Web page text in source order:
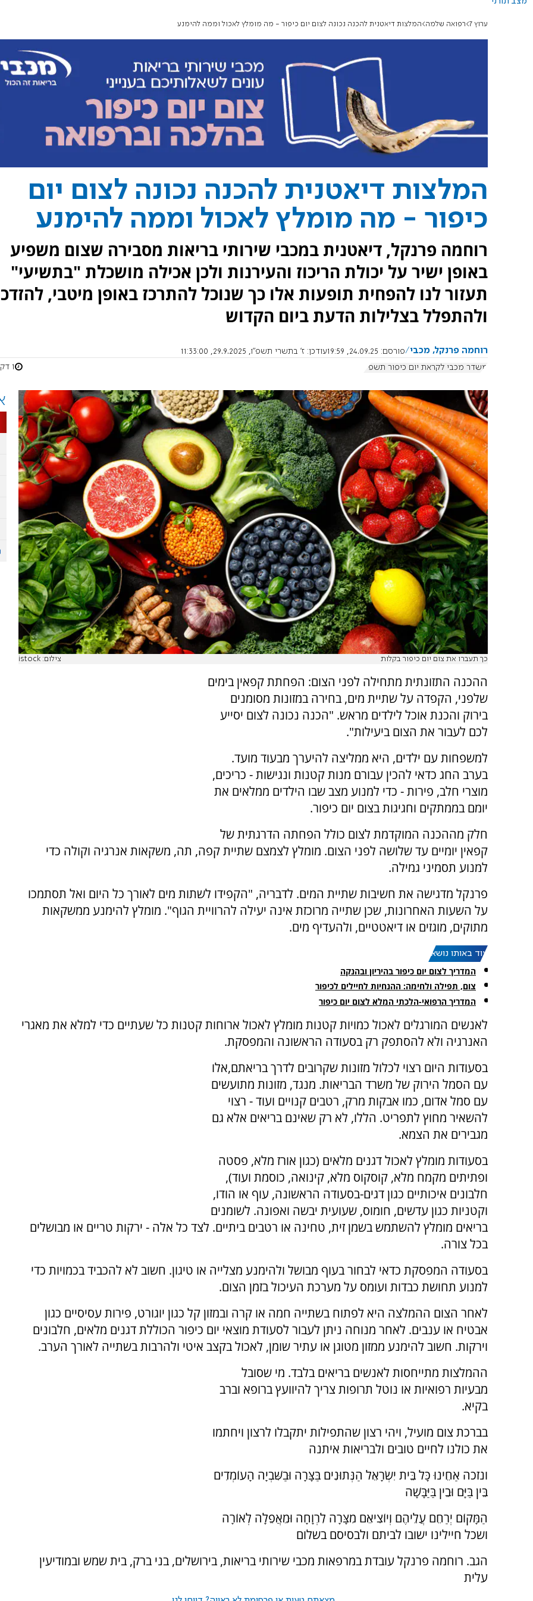
ערוץ 7 רפואה שלמה המלצות דיאטנית להכנה נכונה לצום יום כיפור - מה מומלץ לאכול וממה להימנע
המלצות דיאטנית להכנה נכונה לצום יום
כיפור - מה מומלץ לאכול וממה להימנע
רוחמה פרנקל, דיאטנית במכבי שירותי בריאות מסבירה שצום משפיע
באופן ישיר על יכולת הריכוז והעירנות ולכן אכילה מושכלת "בתשיעי"
תעזור לנו להפחית תופעות אלו כך שנוכל להתרכז באופן מיטבי,
ולהתפלל בצלילות הדעת ביום הקדוש
רוחמה פרנקל, מכבי פורסם: 24.09.25, 19:59 עודכן: ז' בתשרי תשפ"ו, 29.9.2025, 11:33:00
משדר מכבי לקראת יום כיפור תשפ"ו
1 דקות
כך תעברו את צום יום כיפור בקלות צילום: istock
ההכנה התזונתית מתחילה לפני הצום: הפחתת קפאין בימים
שלפני, הקפדה על שתיית מים, בחירה במזונות מסומנים
בירוק והכנת אוכל לילדים מראש. "הכנה נכונה לצום יסייע
לכם לעבור את הצום ביעילות".
למשפחות עם ילדים, היא ממליצה להיערך מבעוד מועד.
בערב החג כדאי להכין עבורם מנות קטנות ונגישות - כריכים,
מוצרי חלב, פירות - כדי למנוע מצב שבו הילדים ממלאים את
יומם בממתקים וחגיגות בצום יום כיפור.
חלק מההכנה המוקדמת לצום כולל הפחתה הדרגתית של
קפאין יומיים עד שלושה לפני הצום. מומלץ לצמצם שתיית קפה, תה, משקאות אנרגיה וקולה כדי
למנוע תסמיני גמילה.
פרנקל מדגישה את חשיבות שתיית המים. לדבריה, "הקפידו לשתות מים לאורך כל היום ואל תסתמכו
על השעות האחרונות, שכן שתייה מרוכזת אינה יעילה להרוויית הגוף". מומלץ להימנע ממשקאות
מתוקים, מוגזים או דיאטטיים, ולהעדיף מים.
עוד באותו נושא:
המדריך לצום יום כיפור בהיריון ובהנקה
צום, תפילה ולחימה: ההנחיות לחיילים לכיפור
המדריך הרפואי-הלכתי המלא לצום יום כיפור
לאנשים המורגלים לאכול כמויות קטנות מומלץ לאכול ארוחות קטנות כל שעתיים כדי למלא את מאגרי
האנרגיה ולא להסתפק רק בסעודה הראשונה והמפסקת.
בסעודות היום רצוי לכלול מזונות שקרובים לדרך בריאתם,אלו
עם הסמל הירוק של משרד הבריאות. מנגד, מזונות מתועשים
עם סמל אדום, כמו אבקות מרק, רטבים קנויים ועוד - רצוי
להשאיר מחוץ לתפריט. הללו, לא רק שאינם בריאים אלא גם
מגבירים את הצמא.
בסעודות מומלץ לאכול דגנים מלאים (כגון אורז מלא, פסטה
ופתיתים מקמח מלא, קוסקוס מלא, קינואה, כוסמת ועוד),
חלבונים איכותיים כגון דגים-בסעודה הראשונה, עוף או הודו,
וקטניות כגון עדשים, חומוס, שעועית יבשה ואפונה. לשומנים
בריאים מומלץ להשתמש בשמן זית, טחינה או רטבים ביתיים. לצד כל אלה - ירקות טריים או מבושלים
בכל צורה.
בסעודה המפסקת כדאי לבחור בעוף מבושל ולהימנע מצלייה או טיגון. חשוב לא להכביד בכמויות כדי
למנוע תחושת כבדות ועומס על מערכת העיכול בזמן הצום.
לאחר הצום ההמלצה היא לפתוח בשתייה חמה או קרה ובמזון קל כגון יוגורט, פירות עסיסיים כגון
אבטיח או ענבים. לאחר מנוחה ניתן לעבור לסעודת מוצאי יום כיפור הכוללת דגנים מלאים, חלבונים
וירקות. חשוב להימנע ממזון מטוגן או עתיר שומן, לאכול בקצב איטי ולהרבות בשתייה לאורך הערב.
ההמלצות מתייחסות לאנשים בריאים בלבד. מי שסובל
מבעיות רפואיות או נוטל תרופות צריך להיוועץ ברופא וברב
בקיא.
בברכת צום מועיל, ויהי רצון שהתפילות יתקבלו לרצון ויחתמו
את כולנו לחיים טובים ולבריאות איתנה
ונזכה אַחֵינוּ כָּל בֵּית יִשְׂרָאֵל הַנְּתוּנִים בַּצָּרָה וּבַשִּׁבְיָה הָעוֹמְדִים
בֵּין בַּיָּם וּבֵין בַּיַּבָּשָׁה
הַמָּקוֹם יְרַחֵם עֲלֵיהֶם וְיוֹצִיאֵם מִצָּרָה לִרְוָחָה וּמֵאֲפֵלָה לְאוֹרָה
ושכל חיילינו ישובו לביתם ולבסיסם בשלום
הגב. רוחמה פרנקל עובדת במרפאות מכבי שירותי בריאות, בירושלים, בני ברק, בית שמש ובמודיעין
עלית